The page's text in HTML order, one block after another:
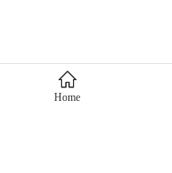
About Mercari
Corporate Site
Home